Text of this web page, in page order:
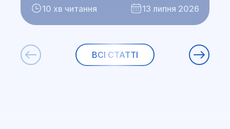
10 хв читання
13 липня 2026
ВСІ СТАТТІ